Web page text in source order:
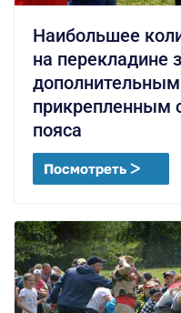
Наибольшее
на перекладине
прикрепленным
пояса
Посмотреть ᐳ